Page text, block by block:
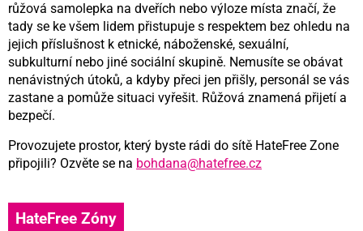
růžová samolepka na dveřích nebo výloze místa značí, že
tady se ke všem lidem přistupuje s respektem bez ohledu na
jejich příslušnost k etnické, náboženské, sexuální,
subkulturní nebo jiné sociální skupině. Nemusíte se obávat
nenávistných útoků, a kdyby přeci jen přišly, personál se vás
zastane a pomůže situaci vyřešit. Růžová znamená přijetí a
bezpečí.
Provozujete prostor, který byste rádi do sítě HateFree Zone
připojili? Ozvěte se na bohdana@hatefree.cz
HateFree Zóny